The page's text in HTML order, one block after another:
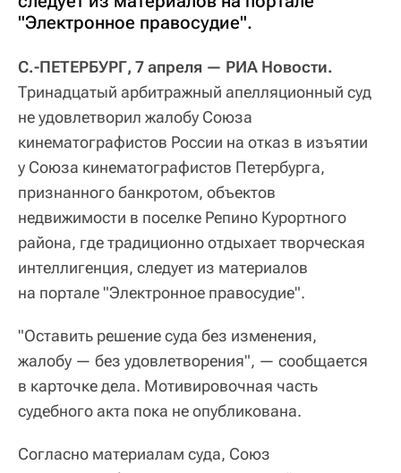
"Электронное правосудие".
С.-ПЕТЕРБУРГ, 7 апреля — РИА Новости.
Тринадцатый арбитражный апелляционный суд
не удовлетворил жалобу Союза
кинематографистов России на отказ в изъятии
у Союза кинематографистов Петербурга,
признанного банкротом, объектов
недвижимости в поселке Репино Курортного
района, где традиционно отдыхает творческая
интеллигенция, следует из материалов
на портале "Электронное правосудие".
"Оставить решение суда без изменения,
жалобу — без удовлетворения", — сообщается
в карточке дела. Мотивировочная часть
судебного акта пока не опубликована.
Согласно материалам суда, Союз